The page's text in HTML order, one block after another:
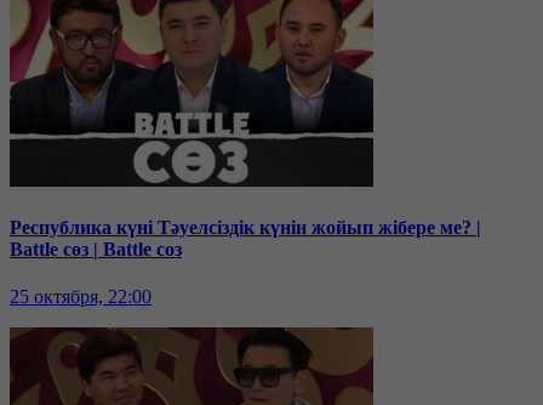
Республика күні Тәуелсіздік күнін жойып жібере ме? |
Battle сөз | Battle соз
25 октября, 22:00